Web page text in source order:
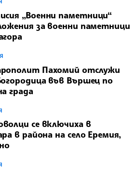
„Военни паметници“
за военни паметници
Пахомий отслужи
във Вършец по
града
се включиха в
в района на село Еремия,